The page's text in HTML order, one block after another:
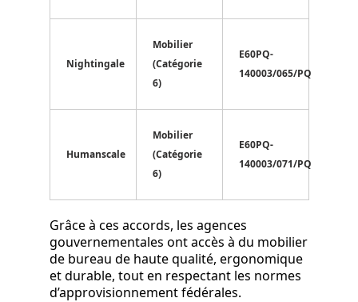
Nightingale
Mobilier
(Catégorie
6)
E60PQ-
140003/065/PQ
Humanscale
Mobilier
(Catégorie
6)
E60PQ-
140003/071/PQ
Grâce à ces accords, les agences
gouvernementales ont accès à du mobilier
de bureau de haute qualité, ergonomique
et durable, tout en respectant les normes
d’approvisionnement fédérales.